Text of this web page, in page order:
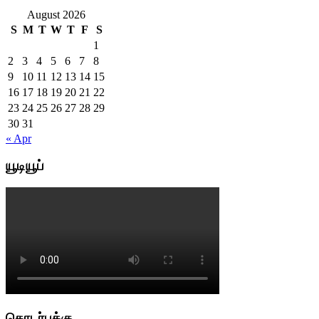
August 2026
S M T W T F
S
1
2
3 4 5 6 7
8
9
10 11 12 13 14 15
16 17 18 19 20 21 22
23 24 25 26 27 28 29
30 31
« Apr
யூடியூப்